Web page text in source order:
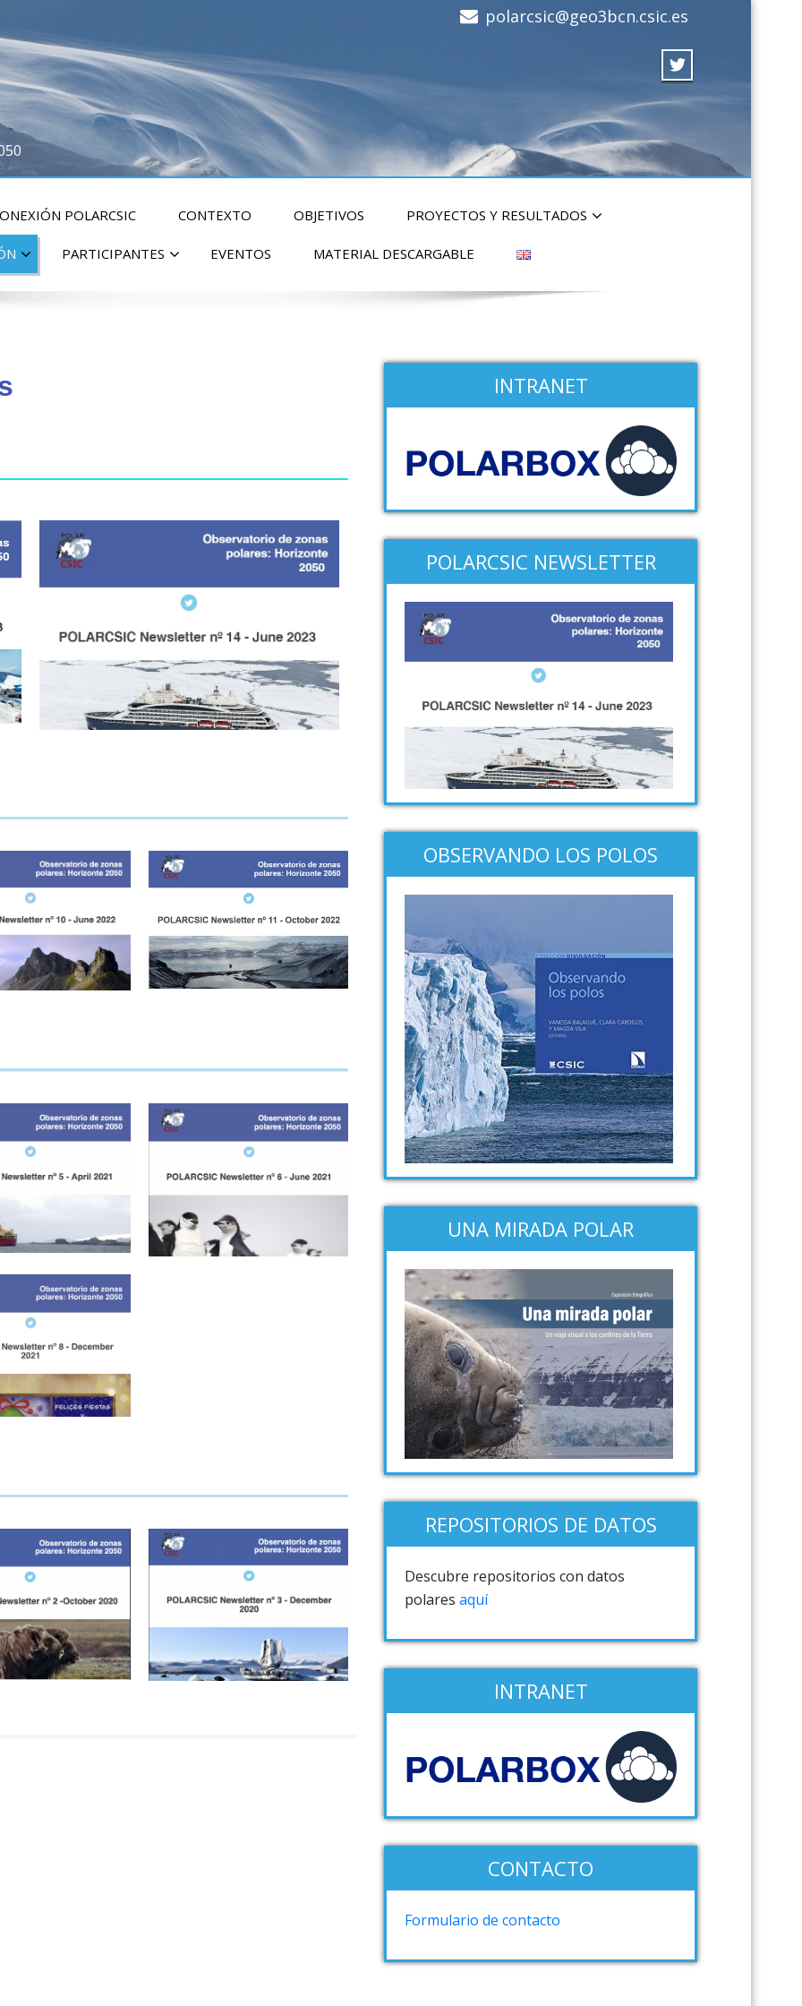
polarcsic@geo3bcn.csic.es
POLARCSIC CONTEXTO OBJETIVOS PROYECTOS Y RESULTADOS
PARTICIPANTES EVENTOS MATERIAL DESCARGABLE
INTRANET
POLARCSIC NEWSLETTER
OBSERVANDO LOS POLOS
UNA MIRADA POLAR
REPOSITORIOS DE DATOS
Descubre repositorios con datos
polares aquí
INTRANET
CONTACTO
Formulario de contacto